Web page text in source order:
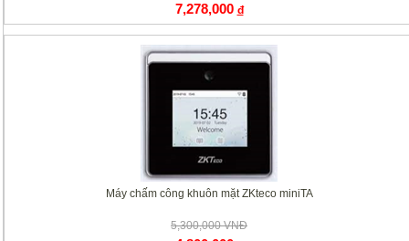
7,278,000 đ
Máy chấm công khuôn mặt ZKteco miniTA
5,300,000 VNĐ